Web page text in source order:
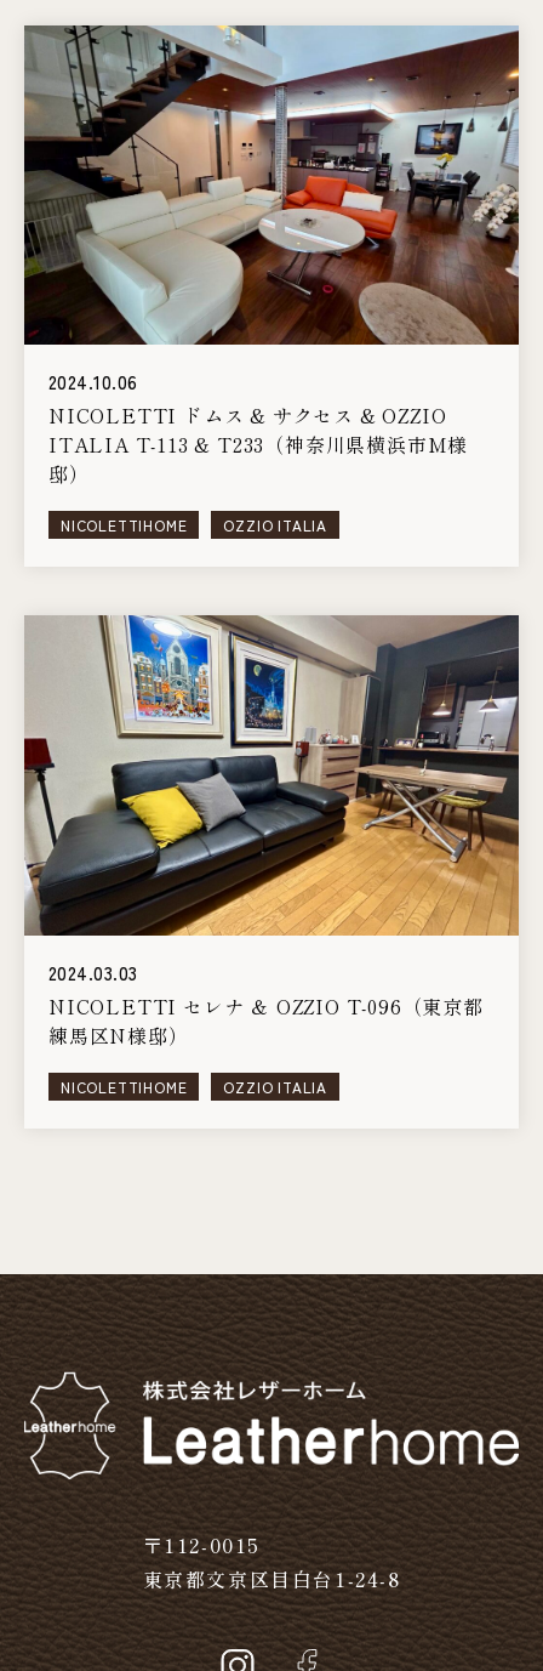
2024.10.06
NICOLETTI ドムス & サクセス & OZZIO
ITALIA T-113 & T233（神奈川県横浜市M様
邸）
NICOLETTIHOME OZZIO ITALIA
2024.03.03
NICOLETTI セレナ ＆ OZZIO T-096（東京都
練馬区N様邸）
NICOLETTIHOME OZZIO ITALIA
〒112-0015
東京都文京区目白台1-24-8